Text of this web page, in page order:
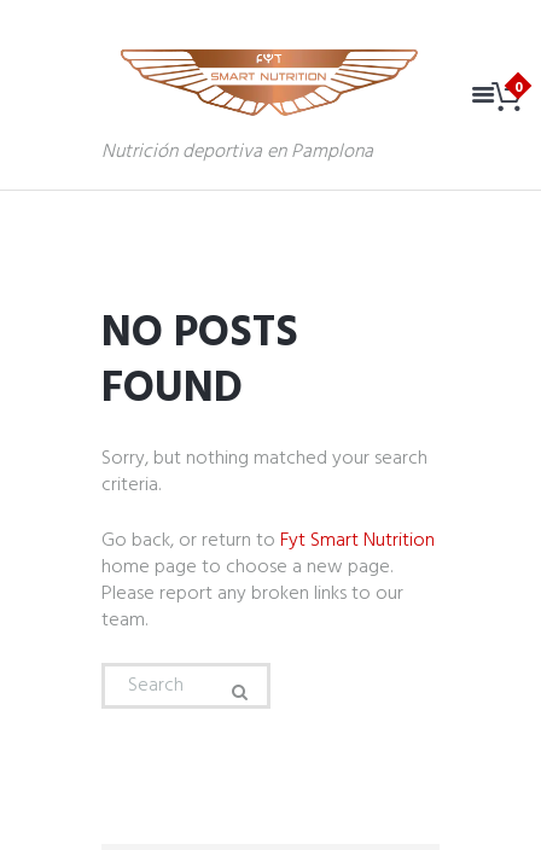
Nutrición deportiva en Pamplona
NO POSTS
FOUND
Sorry, but nothing matched your search
criteria.
Go back, or return toFyt Smart Nutrition
home page to choose a new page.
Please report any broken links to our
team.